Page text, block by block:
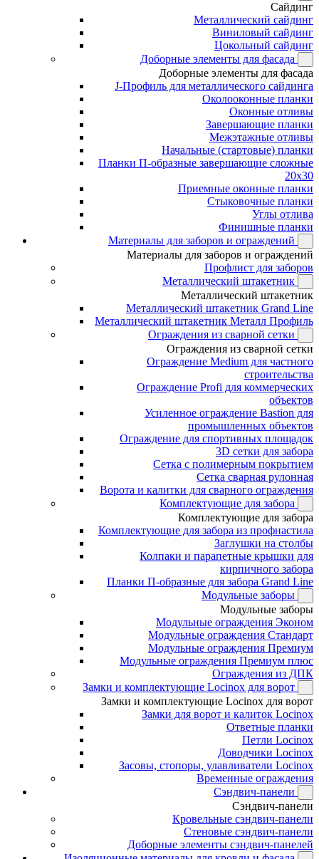
Сайдинг
Металлический сайдинг
Виниловый сайдинг
Цокольный сайдинг
Доборные элементы для фасада
Доборные элементы для фасада
J-Профиль для металлического сайдинга
Околооконные планки
Оконные отливы
Завершающие планки
Межэтажные отливы
Начальные (стартовые) планки
Планки П-образные завершающие сложные
20x30
Приемные оконные планки
Стыковочные планки
Углы отлива
Финишные планки
Материалы для заборов и ограждений
Материалы для заборов и ограждений
Профлист для заборов
Металлический штакетник
Металлический штакетник
Металлический штакетник Grand Line
Металлический штакетник Металл Профиль
Ограждения из сварной сетки
Ограждения из сварной сетки
Ограждение Medium для частного
строительства
Ограждение Profi для коммерческих
объектов
Усиленное ограждение Bastion для
промышленных объектов
Ограждение для спортивных площадок
3D сетки для забора
Сетка с полимерным покрытием
Сетка сварная рулонная
Ворота и калитки для сварного ограждения
Комплектующие для забора
Комплектующие для забора
Комплектующие для забора из профнастила
Заглушки на столбы
Колпаки и парапетные крышки для
кирпичного забора
Планки П-образные для забора Grand Line
Модульные заборы
Модульные заборы
Модульные ограждения Эконом
Модульные ограждения Стандарт
Модульные ограждения Премиум
Модульные ограждения Премиум плюс
Ограждения из ДПК
Замки и комплектующие Locinox для ворот
Замки и комплектующие Locinox для ворот
Замки для ворот и калиток Locinox
Ответные планки
Петли Locinox
Доводчики Locinox
Засовы, стопоры, улавливатели Locinox
Временные ограждения
Сэндвич-панели
Сэндвич-панели
Кровельные сэндвич-панели
Стеновые сэндвич-панели
Доборные элементы сэндвич-панелей